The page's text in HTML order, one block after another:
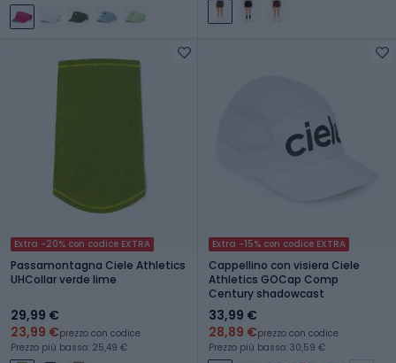
Extra -20% con codice EXTRA
Passamontagna Ciele Athletics
UHCollar verde lime
29,99 €
23,99 €prezzo con codice
Prezzo più basso: 25,49 €
Extra -15% con codice EXTRA
Cappellino con visiera Ciele
Athletics GOCap Comp
Century shadowcast
33,99 €
28,89 €prezzo con codice
Prezzo più basso: 30,59 €